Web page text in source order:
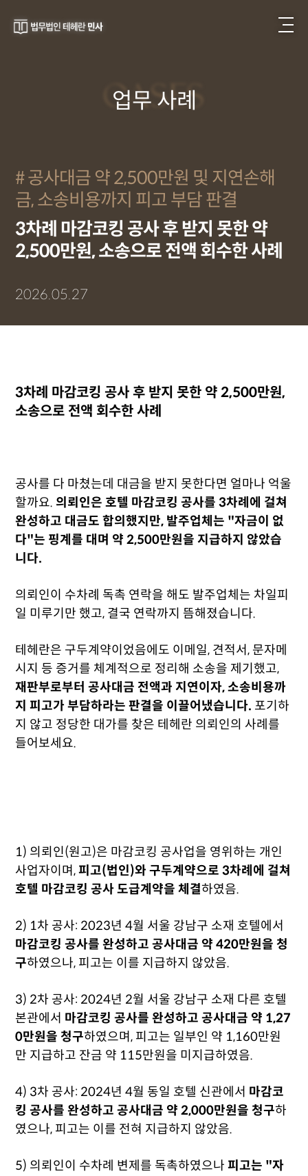
CASES
업무 사례
공사대금 약 2,500만원 및 지연손해
금, 소송비용까지 피고 부담 판결
3차례 마감코킹 공사 후 받지 못한 약
2,500만원, 소송으로 전액 회수한 사례
2026.05.27
3차례 마감코킹 공사 후 받지 못한 약 2,500만원,
소송으로 전액 회수한 사례
공사를 다 마쳤는데 대금을 받지 못한다면 얼마나 억울
할까요. 의뢰인은 호텔 마감코킹 공사를 3차례에 걸쳐
완성하고 대금도 합의했지만, 발주업체는 "자금이 없
다"는 핑계를 대며 약 2,500만원을 지급하지 않았습
니다.
의뢰인이 수차례 독촉 연락을 해도 발주업체는 차일피
일 미루기만 했고, 결국 연락까지 뜸해졌습니다.
테헤란은 구두계약이었음에도 이메일, 견적서, 문자메
시지 등 증거를 체계적으로 정리해 소송을 제기했고,
재판부로부터 공사대금 전액과 지연이자, 소송비용까
지 피고가 부담하라는 판결을 이끌어냈습니다. 포기하
지 않고 정당한 대가를 찾은 테헤란 의뢰인의 사례를
들어보세요.
1) 의뢰인(원고)은 마감코킹 공사업을 영위하는 개인
사업자이며,피고(법인)와 구두계약으로 3차례에 걸쳐
호텔 마감코킹 공사 도급계약을 체결하였음.
2) 1차 공사: 2023년 4월 서울 강남구 소재 호텔에서
마감코킹 공사를 완성하고 공사대금 약 420만원을 청
구하였으나, 피고는 이를 지급하지 않았음.
3) 2차 공사: 2024년 2월 서울 강남구 소재 다른 호텔
본관에서 마감코킹 공사를 완성하고 공사대금 약 1,27
0만원을 청구하였으며, 피고는 일부인 약 1,160만원
만 지급하고 잔금 약 115만원을 미지급하였음.
4) 3차 공사: 2024년 4월 동일 호텔 신관에서 마감코
킹 공사를 완성하고 공사대금 약 2,000만원을 청구하
였으나, 피고는 이를 전혀 지급하지 않았음.
5) 의뢰인이 수차례 변제를 독촉하였으나피고는 "자